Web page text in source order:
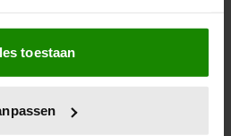
we ook graag:
over uw geografische
meter nauwkeurig kan zijn
eigenschappen (fingerprinting)
toestaan